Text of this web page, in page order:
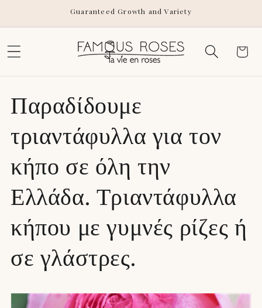
Guaranteed Growth and Variety
Cart
Παραδίδουμε
τριαντάφυλλα για τον
κήπο σε όλη την
Ελλάδα. Τριαντάφυλλα
κήπου με γυμνές ρίζες ή
σε γλάστρες.